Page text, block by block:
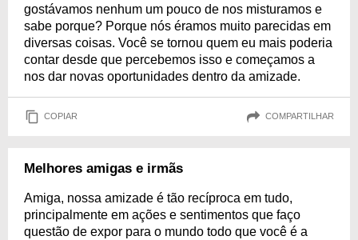
gostávamos nenhum um pouco de nos misturamos e
sabe porque? Porque nós éramos muito parecidas em
diversas coisas. Você se tornou quem eu mais poderia
contar desde que percebemos isso e começamos a
nos dar novas oportunidades dentro da amizade.
COPIAR COMPARTILHAR
Melhores amigas e irmãs
Amiga, nossa amizade é tão recíproca em tudo,
principalmente em ações e sentimentos que faço
questão de expor para o mundo todo que você é a